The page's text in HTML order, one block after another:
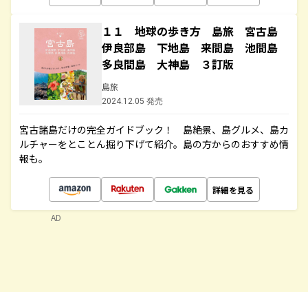
１１ 地球の歩き方 島旅 宮古島
伊良部島 下地島 来間島 池間島
多良間島 大神島 ３訂版
島旅
2024.12.05 発売
宮古諸島だけの完全ガイドブック！ 島絶景、島グルメ、島カ
ルチャーをとことん掘り下げて紹介。島の方からのおすすめ情
報も。
詳細を見る
AD